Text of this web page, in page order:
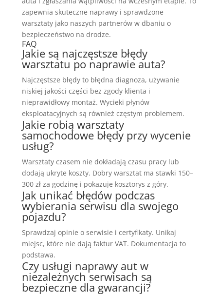
zapewnia skuteczne naprawy i sprawdzone
warsztaty jako naszych partnerów w dbaniu o
bezpieczeństwo na drodze.
FAQ
Jakie są najczęstsze błędy
warsztatu po naprawie auta?
Najczęstsze błędy to błędna diagnoza, używanie
niskiej jakości części bez zgody klienta i
nieprawidłowy montaż. Wycieki płynów
eksploatacyjnych są również częstym problemem.
Jakie robią warsztaty
samochodowe błędy przy wycenie
usług?
Warsztaty czasem nie dokładają czasu pracy lub
dodają ukryte koszty. Dobry warsztat ma stawki 150–
300 zł za godzinę i pokazuje kosztorys z góry.
Jak unikać błędów podczas
wybierania serwisu dla swojego
pojazdu?
Sprawdzaj opinie o serwisie i certyfikaty. Unikaj
miejsc, które nie dają faktur VAT. Dokumentacja to
podstawa.
Czy usługi naprawy aut w
niezależnych serwisach są
bezpieczne dla gwarancji?